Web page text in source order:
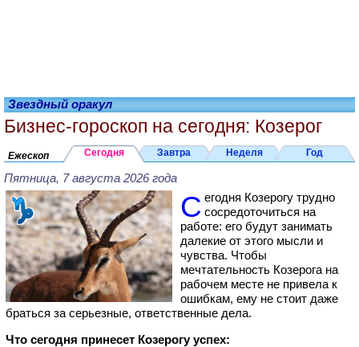
Звездный оракул
Бизнес-гороскоп на сегодня: Козерог
Пятница, 7 августа 2026 года
Сегодня Козерогу трудно сосредоточиться на
работе: его будут занимать
далекие от этого мысли и
чувства. Чтобы
мечтательность Козерога на
рабочем месте не привела к
ошибкам, ему не стоит даже
браться за серьезные, ответственные дела.
Что сегодня принесет Козерогу успех:
Ежескоп Сегодня Завтра Неделя Год